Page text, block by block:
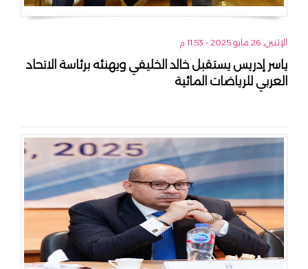
الإثنين, 26 مايو 2025 - 11:53 م
ياسر إدريس يستقبل خالد الخليفي ويهنئه برئاسة الاتحاد
العربي للرياضات المائية